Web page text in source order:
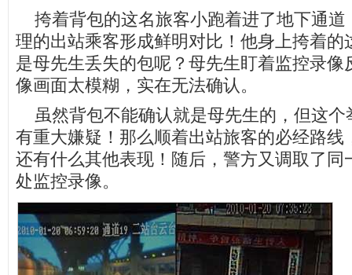
挎着背包的这名旅客小跑着进了地下通道
理的出站乘客形成鲜明对比！他身上挎着的
是母先生丢失的包呢？母先生盯着监控录像
像画面太模糊，实在无法确认。
虽然背包不能确认就是母先生的，但这个
有重大嫌疑！那么顺着出站旅客的必经路线
还有什么其他表现！随后，警方又调取了同
处监控录像。